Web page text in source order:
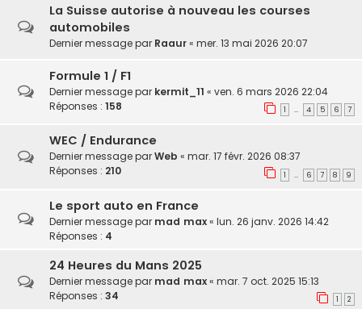
La Suisse autorise à nouveau les courses
automobiles
Dernier message par Raaur« mer. 13 mai 2026 20:07
Formule 1 / F1
Dernier message par kermit_11 « ven. 6 mars 2026 22:04
Réponses : 158 1 … 4 5 6 7
WEC / Endurance
Dernier message parWeb « mar. 17 févr. 2026 08:37
Réponses : 210 1 … 6 7 8 9
Le sport auto en France
Dernier message par mad max« lun. 26 janv. 2026 14:42
Réponses : 4
24 Heures du Mans 2025
Dernier message par mad max« mar. 7 oct. 2025 15:13
Réponses : 34 1 2